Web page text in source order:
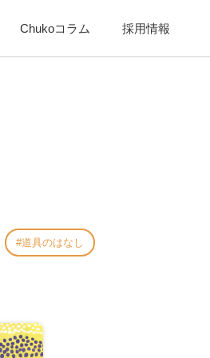
Chukoコラム 採用情報
道具のはなし